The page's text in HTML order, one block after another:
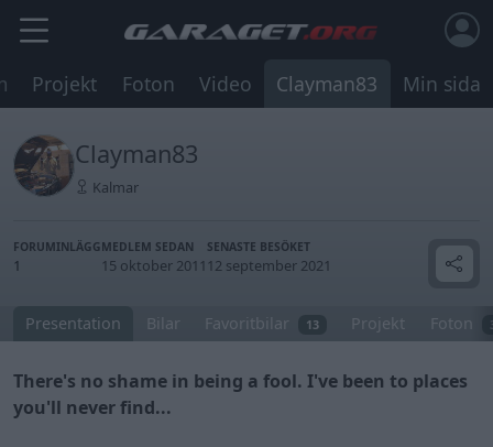
Projekt Foton Video Clayman83 Min sida
Clayman83
Kalmar
FORUMINLÄGG
1
MEDLEM SEDAN
15 oktober 2011
SENASTE BESÖKET
12 september 2021
Presentation Bilar Favoritbilar 13 Projekt Foton
There's no shame in being a fool. I've been to places
you'll never find...